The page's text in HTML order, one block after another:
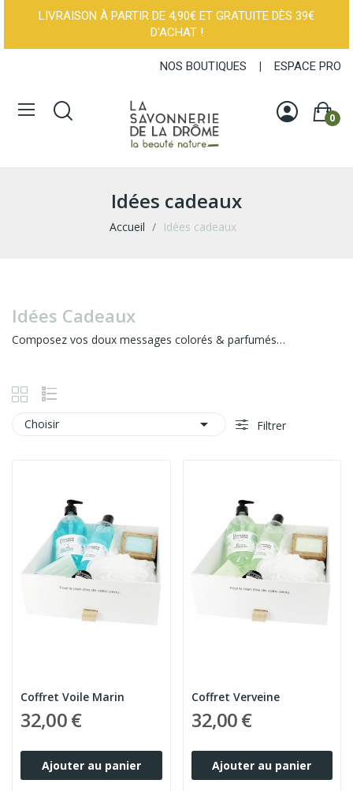
LIVRAISON À PARTIR DE 4,90€ ET GRATUITE DÈS 39€
D'ACHAT !
NOS BOUTIQUES | ESPACE PRO
0
Idées cadeaux
Accueil Idées cadeaux
Idées Cadeaux
Composez vos doux messages colorés & parfumés…
Choisir  Filtrer
Coffret Voile Marin
32,00 €
Ajouter au panier
Coffret Verveine
32,00 €
Ajouter au panier